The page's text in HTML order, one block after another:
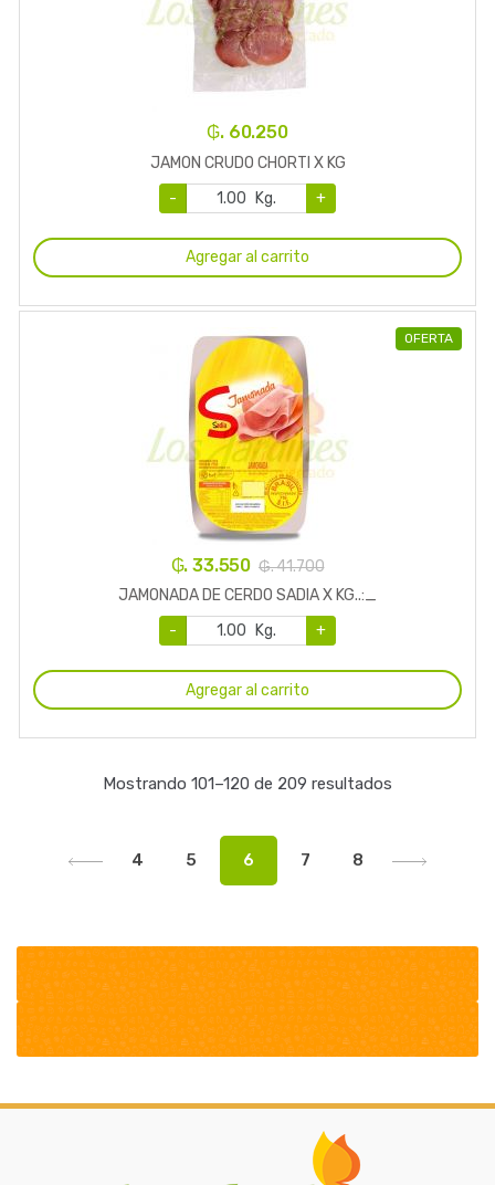
₲. 60.250
JAMON CRUDO CHORTI X KG
-
Kg. +
Agregar al carrito
OFERTA
₲. 33.550 ₲. 41.700
JAMONADA DE CERDO SADIA X KG..:_
-
Kg. +
Agregar al carrito
Mostrando 101–120 de 209 resultados
4 5 6 7 8